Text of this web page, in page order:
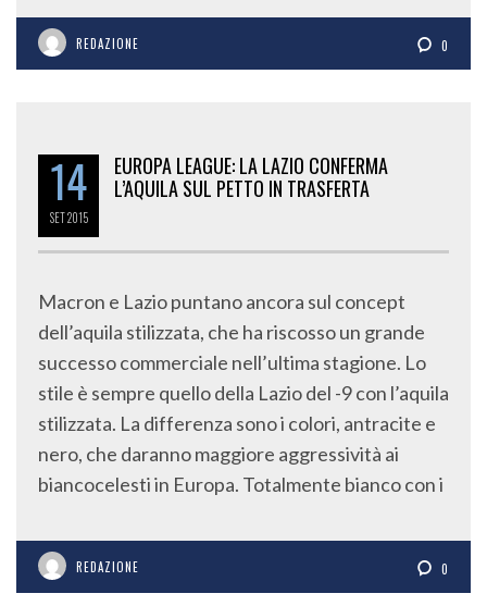
REDAZIONE 0
14
SET2015
EUROPA LEAGUE: LA LAZIO CONFERMA
L’AQUILA SUL PETTO IN TRASFERTA
Macron e Lazio puntano ancora sul concept
dell’aquila stilizzata, che ha riscosso un grande
successo commerciale nell’ultima stagione. Lo
stile è sempre quello della Lazio del -9 con l’aquila
stilizzata. La differenza sono i colori, antracite e
nero, che daranno maggiore aggressività ai
biancocelesti in Europa. Totalmente bianco con i
REDAZIONE 0